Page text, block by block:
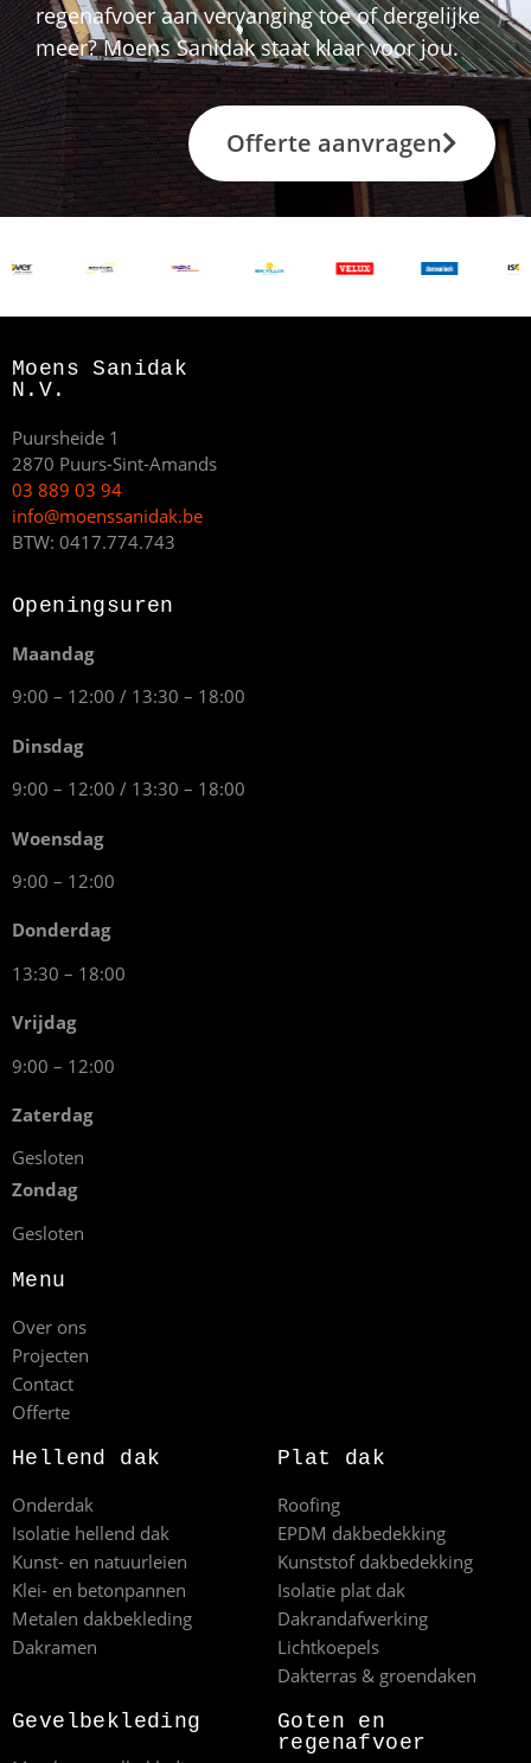
regenafvoer aan vervanging toe of dergelijke
meer? Moens Sanidak staat klaar voor jou.
Offerte aanvragen
Moens Sanidak
N.V.
Puursheide 1
2870 Puurs-Sint-Amands
03 889 03 94
info@moenssanidak.be
BTW: 0417.774.743
Openingsuren
Maandag
9:00 – 12:00 / 13:30 – 18:00
Dinsdag
9:00 – 12:00 / 13:30 – 18:00
Woensdag
9:00 – 12:00
Donderdag
13:30 – 18:00
Vrijdag
9:00 – 12:00
Zaterdag
Gesloten
Zondag
Gesloten
Menu
Over ons
Projecten
Contact
Offerte
Hellend dak
Onderdak
Isolatie hellend dak
Kunst- en natuurleien
Klei- en betonpannen
Metalen dakbekleding
Dakramen
Plat dak
Roofing
EPDM dakbedekking
Kunststof dakbedekking
Isolatie plat dak
Dakrandafwerking
Lichtkoepels
Dakterras & groendaken
Gevelbekleding
Goten en
regenafvoer